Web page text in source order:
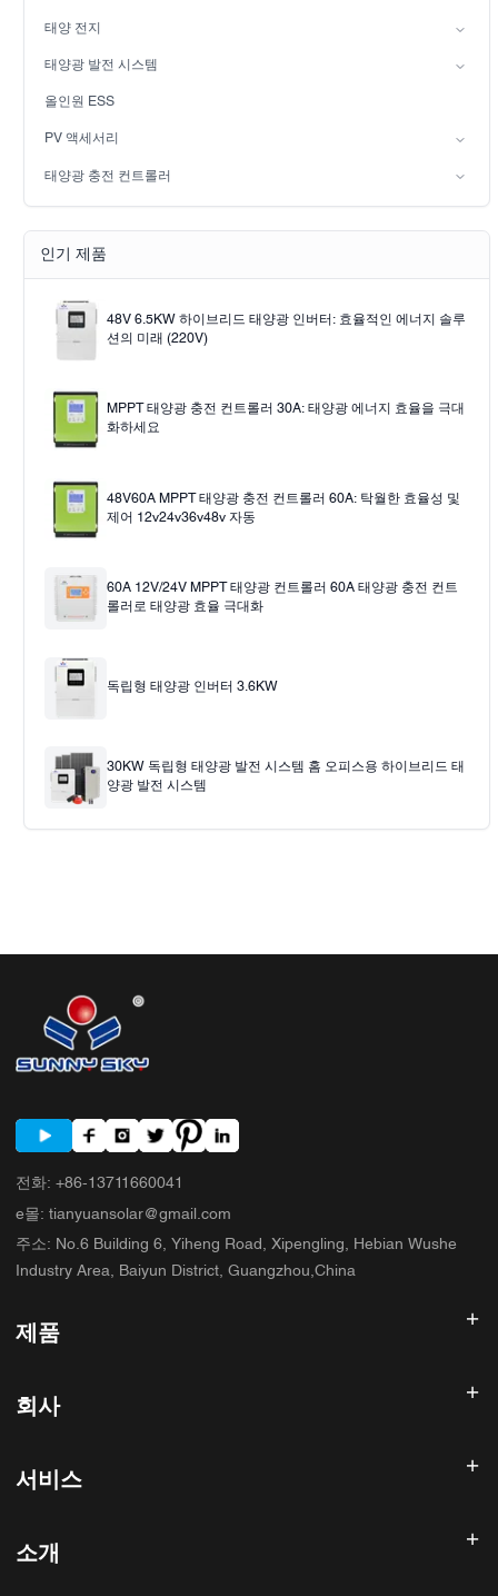
하이브리드 태양광 인버터(IP21)
하이브리드 태양광 인버터(IP65)
단핵증
태양 전지
납산 배터리
LiFePO4 배터리
태양광 발전 시스템
그리드 기반 태양광 발전 시스템
오프 그리드 태양 광 발전 시스템
올인원 ESS
PV 액세서리
태양 광
Solar pump
태양광 충전 컨트롤러
PWM
MPPT 태양광 충전 컨트롤러
인기 제품
48V 6.5KW 하이브리드 태양광 인버터: 효율적인 에너지 솔루
션의 미래 (220V)
MPPT 태양광 충전 컨트롤러 30A: 태양광 에너지 효율을 극대
화하세요
48V60A MPPT 태양광 충전 컨트롤러 60A: 탁월한 효율성 및
제어 12v24v36v48v 자동
60A 12V/24V MPPT 태양광 컨트롤러 60A 태양광 충전 컨트
롤러로 태양광 효율 극대화
독립형 태양광 인버터 3.6KW
30KW 독립형 태양광 발전 시스템 홈 오피스용 하이브리드 태
양광 발전 시스템
전화: +86-13711660041
e몰: tianyuansolar@gmail.com
주소: No.6 Building 6, Yiheng Road, Xipengling, Hebian Wushe
Industry Area, Baiyun District, Guangzhou,China
제품
태양광 패널
태양광 발전 시스템
태양광 충전 컨트롤러
회사
제품
회사 소개
서비스
환불 정책
소개